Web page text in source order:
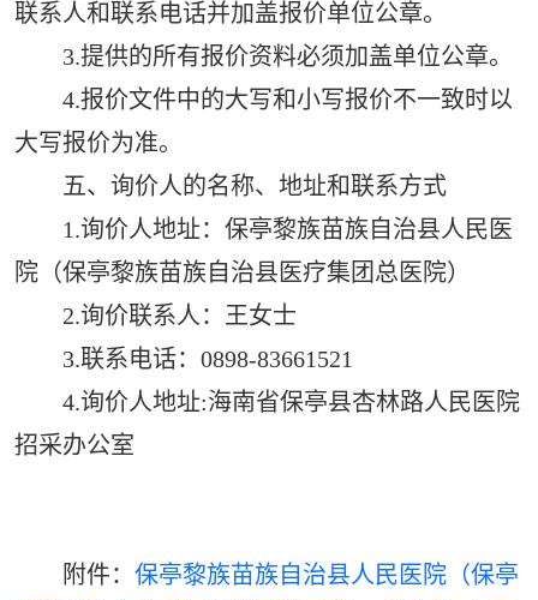
联系人和联系电话并加盖报价单位公章。
3.提供的所有报价资料必须加盖单位公章。
4.报价文件中的大写和小写报价不一致时以
大写报价为准。
五、询价人的名称、地址和联系方式
1.询价人地址：保亭黎族苗族自治县人民医
院（保亭黎族苗族自治县医疗集团总医院）
2.询价联系人：王女士
3.联系电话：0898-83661521
4.询价人地址:海南省保亭县杏林路人民医院
招采办公室
附件： 保亭黎族苗族自治县人民医院（保亭